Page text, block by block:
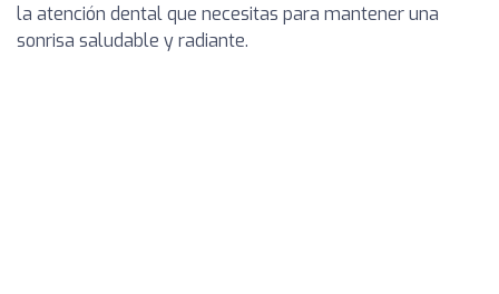
la atención dental que necesitas para mantener una
sonrisa saludable y radiante.